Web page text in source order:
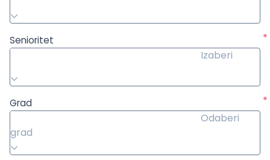
Senioritet
*
Izaberi
Grad
*
Odaberi
grad